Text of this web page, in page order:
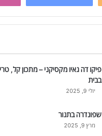
פיקו דה גאיו מקסיקני – מתכון קל,
בבית
יולי 9, 2025
שפונדרה בתנור
מרץ 9, 2025